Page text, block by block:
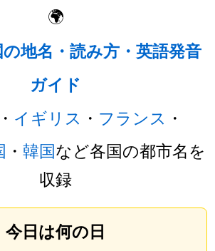
🌍
地名・読み方・英語発音
ガイド
・ イギリス ・ フランス ・
・ 韓国など各国の都市名を
収録
今日は何の日